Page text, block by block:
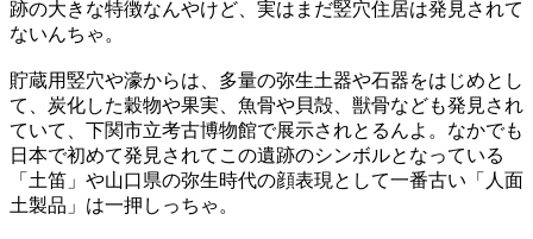
跡の大きな特徴なんやけど、実はまだ竪穴住居は発見されて
ないんちゃ。
貯蔵用竪穴や濠からは、多量の弥生土器や石器をはじめとし
て、炭化した穀物や果実、魚骨や貝殻、獣骨なども発見され
ていて、下関市立考古博物館で展示されとるんよ。なかでも
日本で初めて発見されてこの遺跡のシンボルとなっている
「土笛」や山口県の弥生時代の顔表現として一番古い「人面
土製品」は一押しっちゃ。